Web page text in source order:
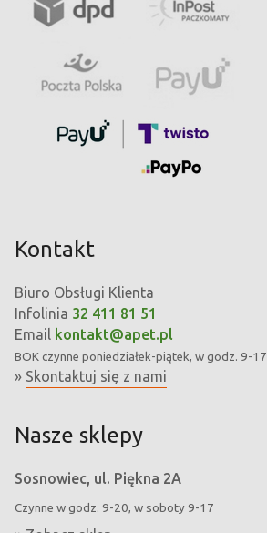
Kontakt
Biuro Obsługi Klienta
Infolinia 32 411 81 51
Email kontakt@apet.pl
BOK czynne poniedziałek-piątek, w godz. 9-17
» Skontaktuj się z nami
Nasze sklepy
Sosnowiec, ul. Piękna 2A
Czynne w godz. 9-20, w soboty 9-17